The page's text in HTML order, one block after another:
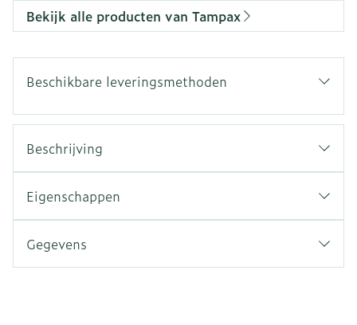
Bekijk alle producten van Tampax
Beschikbare leveringsmethoden
Beschrijving
Eigenschappen
Gegevens